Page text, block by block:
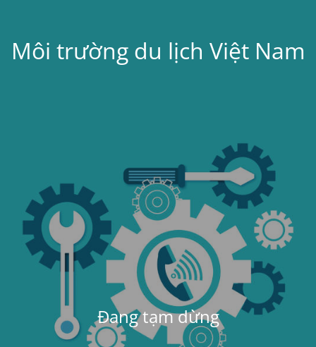
Môi trường du lịch Việt Nam
Đang tạm dừng